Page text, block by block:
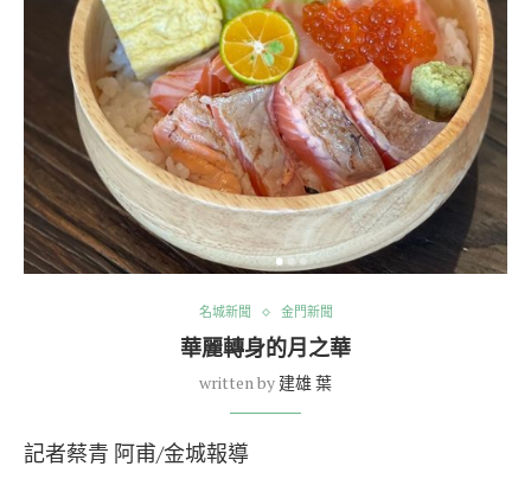
名城新聞 金門新聞
華麗轉身的月之華
written by 建雄 葉
記者蔡青 阿甫/金城報導